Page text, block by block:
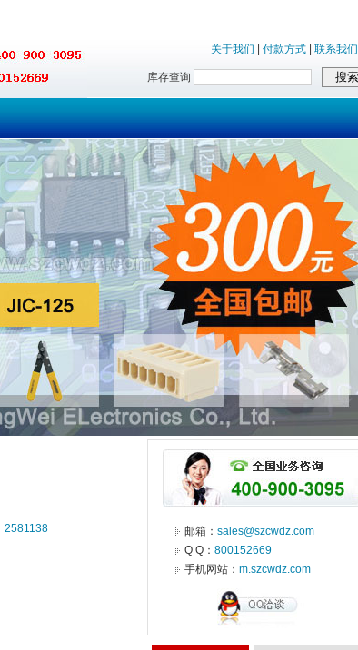
关于我们 付款方式 联系我们
库存查询
2581138 邮箱： sales@szcwdz.com
Q Q： 800152669
手机网站： m.szcwdz.com